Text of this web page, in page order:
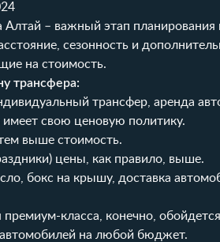
– важный этап планирования
сезонность и
на стоимость.
трансфера:
трансфер, аренда
свою ценовую политику.
выше стоимость.
цены, как правило, выше.
бокс на крышу, доставка
класса, конечно,
на любой бюджет.